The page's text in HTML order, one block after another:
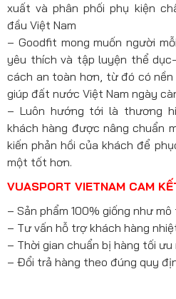
xuất và phân phối phụ kiện
đầu Việt Nam
– Goodfit mong muốn người
yêu thích và tập luyện thể
cách an toàn hơn, từ đó có
giúp đất nước Việt Nam ngày
– Luôn hướng tới là thương
khách hàng được nâng chuẩn
kiến phản hồi của khách để
một tốt hơn.
VUASPORT VIETNAM CAM
– Sản phẩm 100% giống như
– Tư vấn hỗ trợ khách hàng
– Thời gian chuẩn bị hàng tối ưu
– Đổi trả hàng theo đúng quy